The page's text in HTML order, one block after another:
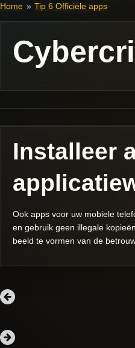
Home » Tip 6 Officiële apps
Installeer
Ook apps voor uw mobiele
en gebruik geen illegale
beeld te vormen van de